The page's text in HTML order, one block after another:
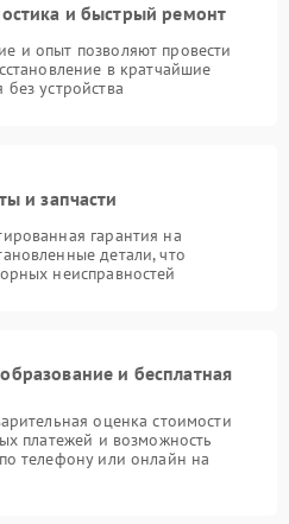
и быстрый ремонт
и опыт позволяют провести
в кратчайшие
устройства
и запчасти
гарантия на
детали, что
неисправностей
и бесплатная
оценка стоимости
платежей и возможность
телефону или онлайн на